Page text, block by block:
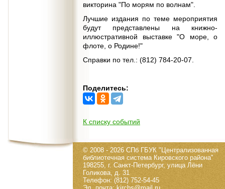
викторина "По морям по волнам".
Лучшие издания по теме мероприятия
будут представлены на книжно-
иллюстративной выставке "О море, о
флоте, о Родине!"
Справки по тел.: (812) 784-20-07.
Поделитесь:
К списку событий
© 2008 - 2026 СПб ГБУК "Централизованная
библиотечная система Кировского района"
198255, г. Санкт-Петербург, улица Лёни
Голикова, д. 31
Телефон: (812) 752-54-45